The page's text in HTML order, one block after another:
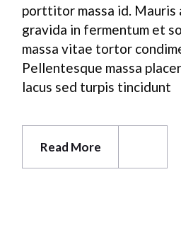
porttitor massa id. Mauris
gravida in fermentum et
massa vitae tortor
Pellentesque massa
lacus sed turpis tincidunt
Read More